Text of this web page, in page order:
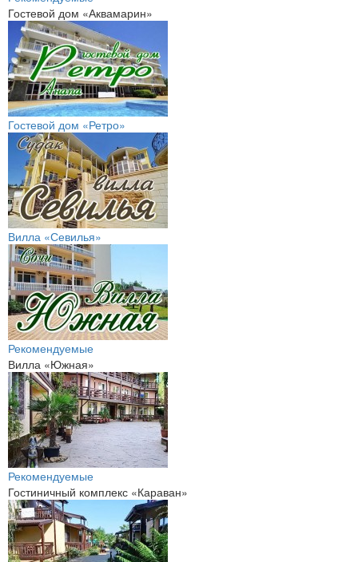
Гостевой дом «Аквамарин»
Гостевой дом «Ретро»
Вилла «Севилья»
Рекомендуемые
Вилла «Южная»
Рекомендуемые
Гостиничный комплекс «Караван»